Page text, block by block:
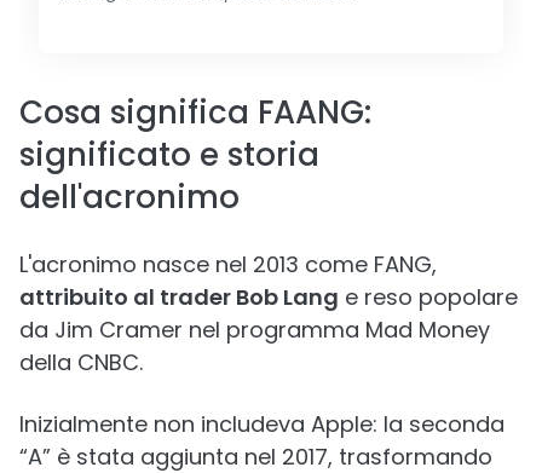
Cosa significa FAANG:
significato e storia
dell'acronimo
L'acronimo nasce nel 2013 come FANG,
attribuito al trader Bob Lang e reso popolare
da Jim Cramer nel programma Mad Money
della CNBC.
Inizialmente non includeva Apple: la seconda
“A” è stata aggiunta nel 2017, trasformando